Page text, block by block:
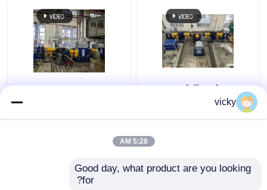
دينامومتر هيدروليكي
تقنية سيلونغ الذكية
SSCD350-1800-4000
الكهربائي
اتصل بنا
vicky
5:28 AM
Good day, what product are you looking
for?